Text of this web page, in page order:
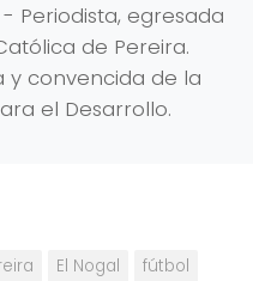
Periodista, egresada
de Pereira.
y convencida de la
el Desarrollo.
El Nogal
fútbol